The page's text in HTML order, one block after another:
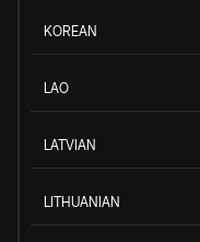
KOREAN
LAO
LATVIAN
LITHUANIAN